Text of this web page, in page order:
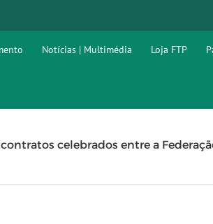
Notícias | Multimédia Loja FTP
celebrados entre a